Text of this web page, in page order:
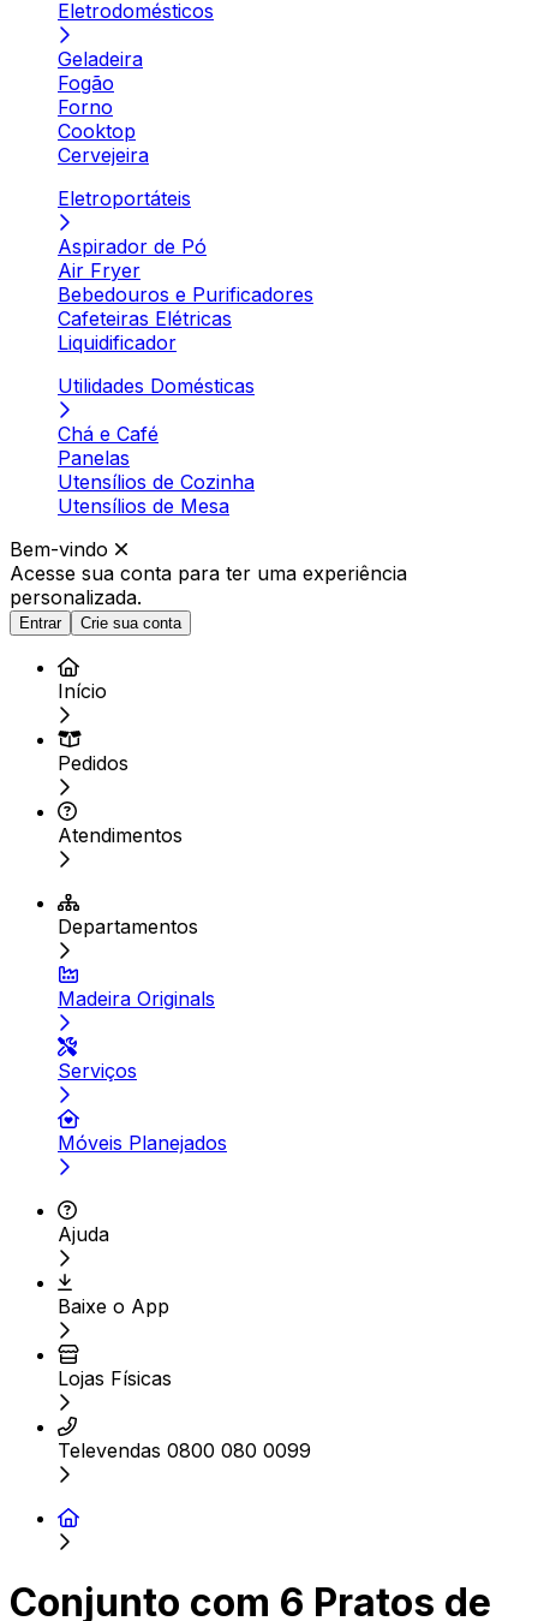
Eletrodomésticos
Geladeira
Fogão
Forno
Cooktop
Cervejeira
Eletroportáteis
Aspirador de Pó
Air Fryer
Bebedouros e Purificadores
Cafeteiras Elétricas
Liquidificador
Utilidades Domésticas
Chá e Café
Panelas
Utensílios de Cozinha
Utensílios de Mesa
Bem-vindo
Acesse sua conta para ter uma experiência
personalizada.
Entrar Crie sua conta
Início
Pedidos
Atendimentos
Departamentos
Madeira Originals
Serviços
Móveis Planejados
Ajuda
Baixe o App
Lojas Físicas
Televendas 0800 080 0099
Conjunto com 6 Pratos de